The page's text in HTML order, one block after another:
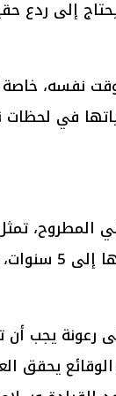
إلى ردع
نفسه،
في لحظات
المطروح،
خطأ وفق قانون العقوبات، وقد تصل
رعونة يجب أن
يحقق